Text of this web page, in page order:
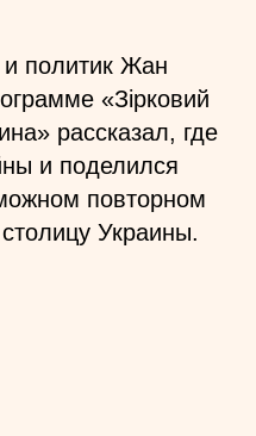
политик Жан
«Зірковий
рассказал, где
и поделился
повторном
Украины.